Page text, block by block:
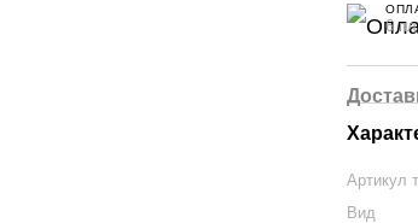
6
Артикул
Вид